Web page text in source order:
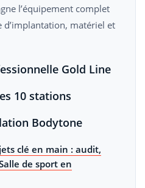
l’équipement complet
d’implantation, matériel et
Gold Line
10 stations
Bodytone
clé en main : audit,
de sport en